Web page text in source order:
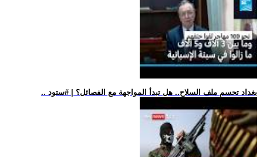
.. بغداد تحسم ملف السلاح.. هل تبدأ المواجهة مع الفصائل؟ | #ستود